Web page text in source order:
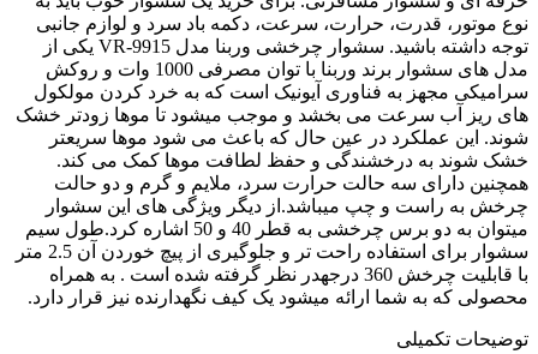
نوع موتور، قدرت، حرارت، سرعت، دکمه باد سرد و لوازم جانبی
توجه داشته باشید. سشوار چرخشی وربنا مدل VR-9915 یکی از
مدل های سشوار برند وربنا با توان مصرفی 1000 وات و روکش
سرامیکی مجهز به فناوری آیونیک است که به خرد کردن مولکول
های ریز آب سرعت می بخشد و موجب میشود تا موها زودتر خشک
شوند. این عملکرد در عین حال که باعث می شود موها سریعتر
خشک شوند به درخشندگی و حفظ لطافت موها کمک می کند.
همچنین دارای سه حالت حرارت سرد، ملایم و گرم و دو حالت
چرخش به راست و چپ میباشد.از دیگر ویژگی های این سشوار
میتوان به دو برس چرخشی به قطر 40 و 50 اشاره کرد.طول سیم
سشوار برای استفاده راحت تر و جلوگیری از پیچ خوردن آن 2.5 متر
با قابلیت چرخش 360 درجهدر نظر گرفته شده است . به همراه
محصولی که به شما ارائه میشود یک کیف نگهدارنده نیز قرار دارد.
توضیحات تکمیلی